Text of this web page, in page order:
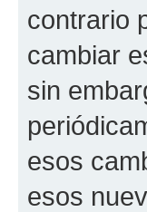
contrario
cambiar
sin
esos
esos